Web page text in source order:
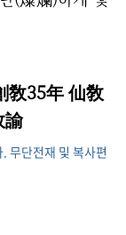
敎35年 仙敎
諭
무단전재 및 복사편